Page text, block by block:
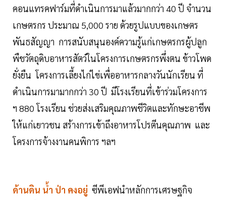
คอนแทรคฟาร์มที่ดำเนินการมาแล้วมากกว่า 40 ปี จำนวน
เกษตรกร ประมาณ 5,000 ราย ด้วยรูปแบบของเกษตร
พันธสัญญา การสนับสนุนองค์ความรู้แก่เกษตรกรผู้ปลูก
พืชวัตถุดิบอาหารสัตว์ในโครงการเกษตรกรพึ่งตน ข้าวโพด
ยั่งยืน โครงการเลี้ยงไก่ไข่เพื่ออาหารกลางวันนักเรียน ที่
ดำเนินการมามากกว่า 30 ปี มีโรงเรียนที่เข้าร่วมโครงการ
ฯ 880 โรงเรียน ช่วยส่งเสริมคุณภาพชีวิตและทักษะอาชีพ
ให้แก่เยาวชน สร้างการเข้าถึงอาหารโปรตีนคุณภาพ และ
โครงการจ้างงานคนพิการ ฯลฯ
ด้านดิน น้ำ ป่า คงอยู่ ซีพีเอฟนำหลักการเศรษฐกิจ